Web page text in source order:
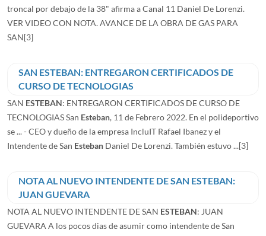
troncal por debajo de la 38" afirma a Canal 11 Daniel De Lorenzi.
VER VIDEO CON NOTA. AVANCE DE LA OBRA DE GAS PARA
SAN[3]
SAN ESTEBAN: ENTREGARON CERTIFICADOS DE
CURSO DE TECNOLOGIAS
SAN ESTEBAN: ENTREGARON CERTIFICADOS DE CURSO DE
TECNOLOGIAS San Esteban, 11 de Febrero 2022. En el polideportivo
se ... - CEO y dueño de la empresa IncluIT Rafael Ibanez y el
Intendente de San Esteban Daniel De Lorenzi. También estuvo ...[3]
NOTA AL NUEVO INTENDENTE DE SAN ESTEBAN:
JUAN GUEVARA
NOTA AL NUEVO INTENDENTE DE SAN ESTEBAN: JUAN
GUEVARA A los pocos dias de asumir como intendente de San